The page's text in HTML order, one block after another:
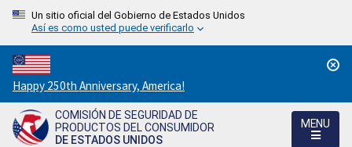
Un sitio oficial del Gobierno de Estados Unidos
Así es como usted puede verificarlo
Countdown
to
America's
250th
Happy 250th Anniversary, America!
COMISIÓN DE SEGURIDAD DE
PRODUCTOS DEL CONSUMIDOR
DE ESTADOS UNIDOS
MENU